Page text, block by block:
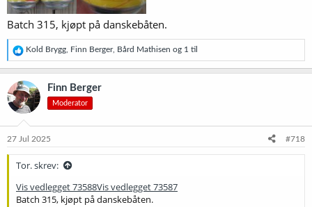
Batch 315, kjøpt på danskebåten.
R
e
a
k
s
j
o
e
Kold Brygg Finn Berger, Bård Mathisen og 1 til
Finn Berger
Moderator
27 Jul 2025 #718
Tor. skrev:
Vis vedlegget 73588Vis vedlegget 73587
Batch 315, kjøpt på danskebåten.